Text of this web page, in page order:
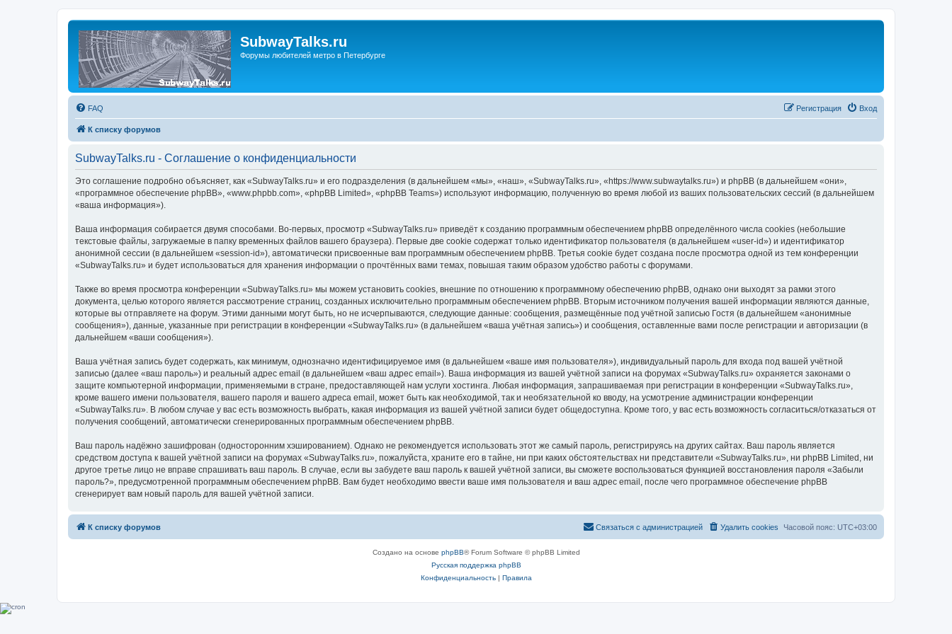
SubwayTalks.ru
Форумы любителей метро в Петербурге
FAQ Вход
Регистрация
К списку форумов
SubwayTalks.ru - Соглашение о конфиденциальности
Это соглашение подробно объясняет, как «SubwayTalks.ru» и его подразделения (в дальнейшем «мы», «наш», «SubwayTalks.ru», «https://www.subwaytalks.ru») и phpBB (в дальнейшем «они»,
«программное обеспечение phpBB», «www.phpbb.com», «phpBB Limited», «phpBB Teams») используют информацию, полученную во время любой из ваших пользовательских сессий (в дальнейшем
«ваша информация»).
Ваша информация собирается двумя способами. Во-первых, просмотр «SubwayTalks.ru» приведёт к созданию программным обеспечением phpBB определённого числа cookies (небольшие
текстовые файлы, загружаемые в папку временных файлов вашего браузера). Первые две cookie содержат только идентификатор пользователя (в дальнейшем «user-id») и идентификатор
анонимной сессии (в дальнейшем «session-id»), автоматически присвоенные вам программным обеспечением phpBB. Третья cookie будет создана после просмотра одной из тем конференции
«SubwayTalks.ru» и будет использоваться для хранения информации о прочтённых вами темах, повышая таким образом удобство работы с форумами.
Также во время просмотра конференции «SubwayTalks.ru» мы можем установить cookies, внешние по отношению к программному обеспечению phpBB, однако они выходят за рамки этого
документа, целью которого является рассмотрение страниц, созданных исключительно программным обеспечением phpBB. Вторым источником получения вашей информации являются данные,
которые вы отправляете на форум. Этими данными могут быть, но не исчерпываются, следующие данные: сообщения, размещённые под учётной записью Гостя (в дальнейшем «анонимные
сообщения»), данные, указанные при регистрации в конференции «SubwayTalks.ru» (в дальнейшем «ваша учётная запись») и сообщения, оставленные вами после регистрации и авторизации (в
дальнейшем «ваши сообщения»).
Ваша учётная запись будет содержать, как минимум, однозначно идентифицируемое имя (в дальнейшем «ваше имя пользователя»), индивидуальный пароль для входа под вашей учётной
записью (далее «ваш пароль») и реальный адрес email (в дальнейшем «ваш адрес email»). Ваша информация из вашей учётной записи на форумах «SubwayTalks.ru» охраняется законами о
защите компьютерной информации, применяемыми в стране, предоставляющей нам услуги хостинга. Любая информация, запрашиваемая при регистрации в конференции «SubwayTalks.ru»,
кроме вашего имени пользователя, вашего пароля и вашего адреса email, может быть как необходимой, так и необязательной ко вводу, на усмотрение администрации конференции
«SubwayTalks.ru». В любом случае у вас есть возможность выбрать, какая информация из вашей учётной записи будет общедоступна. Кроме того, у вас есть возможность согласиться/отказаться от
получения сообщений, автоматически сгенерированных программным обеспечением phpBB.
Ваш пароль надёжно зашифрован (односторонним хэшированием). Однако не рекомендуется использовать этот же самый пароль, регистрируясь на других сайтах. Ваш пароль является
средством доступа к вашей учётной записи на форумах «SubwayTalks.ru», пожалуйста, храните его в тайне, ни при каких обстоятельствах ни представители «SubwayTalks.ru», ни phpBB Limited, ни
другое третье лицо не вправе спрашивать ваш пароль. В случае, если вы забудете ваш пароль к вашей учётной записи, вы сможете воспользоваться функцией восстановления пароля «Забыли
пароль?», предусмотренной программным обеспечением phpBB. Вам будет необходимо ввести ваше имя пользователя и ваш адрес email, после чего программное обеспечение phpBB
сгенерирует вам новый пароль для вашей учётной записи.
К списку форумов Часовой пояс: UTC+03:00
Удалить cookies
Связаться с администрацией
Создано на основе phpBB® Forum Software © phpBB Limited
Русская поддержка phpBB
Конфиденциальность| Правила